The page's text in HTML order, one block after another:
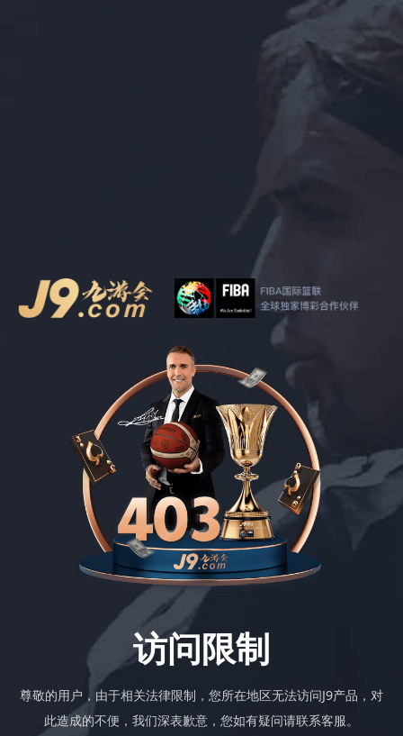
访问限制
尊敬的用户，由于相关法律限制，您所在地区无法访问J9产品，对
此造成的不便，我们深表歉意，您如有疑问请联系客服。